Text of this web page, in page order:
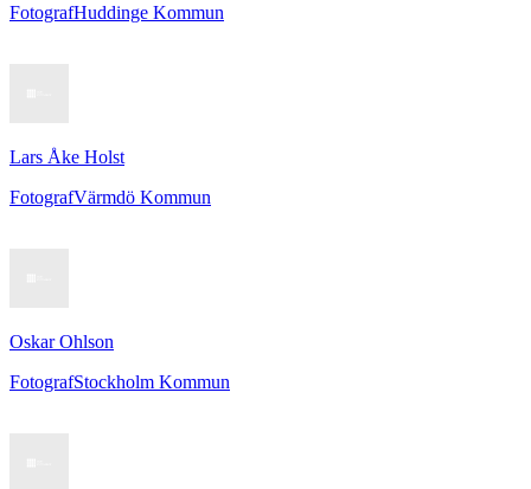
FotografHuddinge Kommun
Lars Åke Holst
FotografVärmdö Kommun
Oskar Ohlson
FotografStockholm Kommun